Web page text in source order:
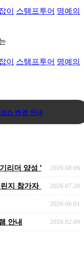
이 스탬프투어 명예의
이 스탬프투어 명예의
스 변경 안내
행나무길 임시노선 및 스
리더 양성 "걷기지도
2026.08.06
지 참가자 .. 2026.07.28
2026.06.01
안내 2026.02.09